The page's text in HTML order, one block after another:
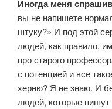
Иногда меня
вы не напишете
штуку?» И под этой
людей, как правило,
про старого
с потенцией и все
херню? Я не знаю. И
людей, которые пишут